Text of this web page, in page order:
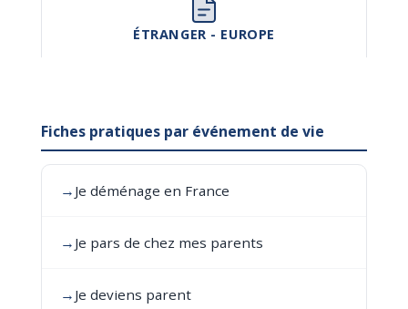
ÉTRANGER - EUROPE
Fiches pratiques par événement de vie
→ Je déménage en France
→ Je pars de chez mes parents
→ Je deviens parent